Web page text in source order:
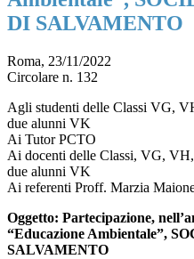
DI SALVAMENTO
Roma, 23/11/2022
Circolare n. 132
Agli studenti delle Classi VG,
due alunni VK
Ai Tutor PCTO
Ai docenti delle Classi, VG,
due alunni VK
Ai referenti Proff. Marzia
Oggetto: Partecipazione,
“Educazione Ambientale”,
SALVAMENTO